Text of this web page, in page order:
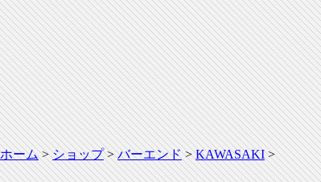
ホーム>ショップ>バーエンド>KAWASAKI>